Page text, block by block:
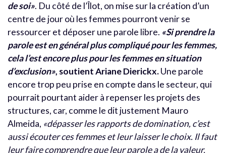
de soi». Du côté de l’Îlot, on mise sur la création d’un
centre de jour où les femmes pourront venir se
ressourcer et déposer une parole libre. «Si prendre la
parole est en général plus compliqué pour les femmes,
cela l’est encore plus pour les femmes en situation
d’exclusion», soutient Ariane Dierickx.Une parole
encore trop peu prise en compte dans le secteur, qui
pourrait pourtant aider à repenser les projets des
structures, car, comme le dit justement Mauro
Almeida, «dépasser les rapports de domination, c’est
aussi écouter ces femmes et leur laisser le choix. Il faut
leur faire comprendre que leur parole a de la valeur.